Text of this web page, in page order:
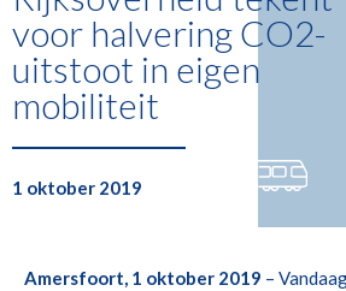
voor halvering CO2-
uitstoot in eigen
mobiliteit
1 oktober 2019
Amersfoort, 1 oktober 2019 –